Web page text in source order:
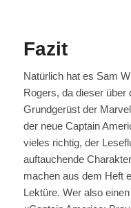
Fazit
Natürlich hat es Sam
Rogers, da dieser über
Grundgerüst der
der neue Captain
vieles richtig, der
auftauchende
machen aus dem Heft
Lektüre. Wer also